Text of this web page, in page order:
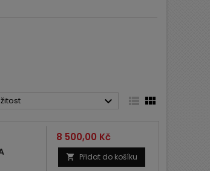
  
Cena
8 500,00 Kč
 Přidat do košíku